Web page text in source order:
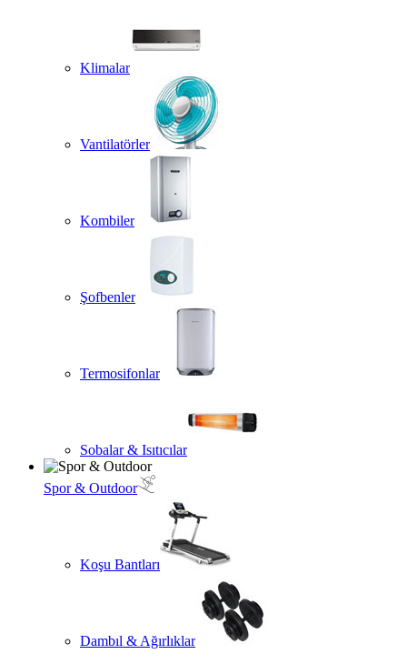
Klimalar
Vantilatörler
Kombiler
Şofbenler
Termosifonlar
Sobalar & Isıtıcılar
Spor & Outdoor
Koşu Bantları
Dambıl & Ağırlıklar